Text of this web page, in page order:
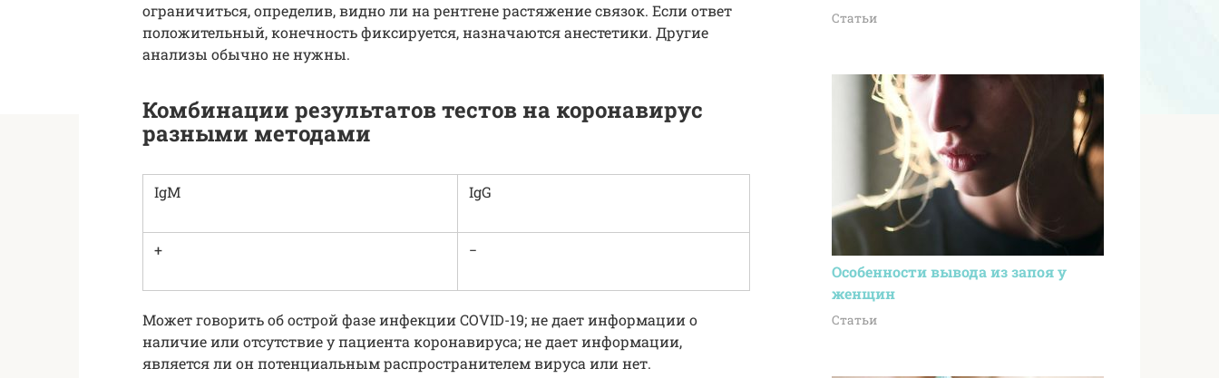
ограничиться, определив, видно ли на рентгене растяжение связок. Если ответ
положительный, конечность фиксируется, назначаются анестетики. Другие
анализы обычно не нужны.
Комбинации результатов тестов на коронавирус
разными методами
IgM IgG
+ −
Может говорить об острой фазе инфекции COVID-19; не дает информации о
наличие или отсутствие у пациента коронавируса; не дает информации,
является ли он потенциальным распространителем вируса или нет.
Статьи
Особенности вывода из запоя у
женщин
Статьи